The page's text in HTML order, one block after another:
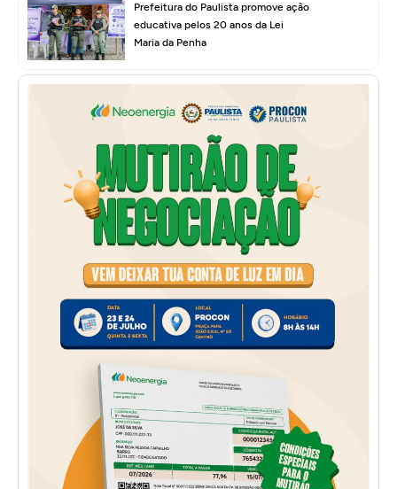
Prefeitura do Paulista promove ação
educativa pelos 20 anos da Lei
Maria da Penha